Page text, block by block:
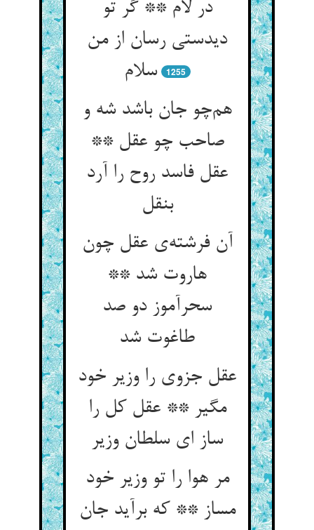
در لام ** گر تو
دیدستی رسان از من
سلام
1255
هم‌چو جان باشد شه و
صاحب چو عقل **
عقل فاسد روح را آرد
بنقل
آن فرشته‌ی عقل چون
هاروت شد **
سحرآموز دو صد
طاغوت شد
عقل جزوی را وزیر خود
مگیر ** عقل کل را
ساز ای سلطان وزیر
مر هوا را تو وزیر خود
مساز ** که برآید جان